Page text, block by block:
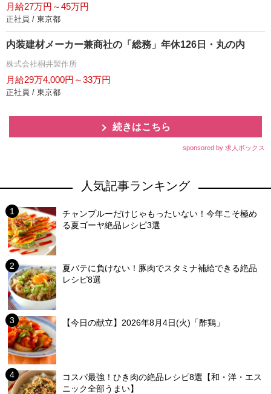
月給27万円～45万円
正社員 / 東京都
内装建材メーカー兼商社の「総務」年休126日・丸の内
株式会社桐井製作所
月給29万4,000円～33万円
正社員 / 東京都
続きはこちら
sponsored by 求人ボックス
人気記事ランキング
チャンプルーだけじゃもったいない！今年こそ極め
る夏ゴーヤ絶品レシピ3選
夏バテに負けない！豚肉でスタミナ補給できる絶品
レシピ8選
【今日の献立】2026年8月4日(火)「酢鶏」
コスパ最強！ひき肉の絶品レシピ8選【和・洋・エス
ニック全部うまい】